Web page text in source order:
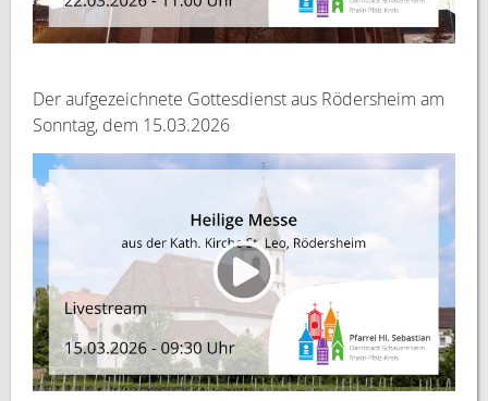
Der aufgezeichnete Gottesdienst aus Rödersheim am
Sonntag, dem 15.03.2026